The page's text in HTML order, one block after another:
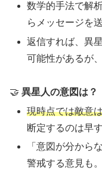
数学的手法で解
らメッセージを
返信すれば、異
可能性があるが
🤝 異星人の意図は？
現時点では敵意
断定するのは早
「意図が分から
警戒する意見も。